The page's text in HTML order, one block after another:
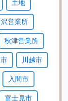
土地
沢営業所
秋津営業所
川越市
入間市
富士見市